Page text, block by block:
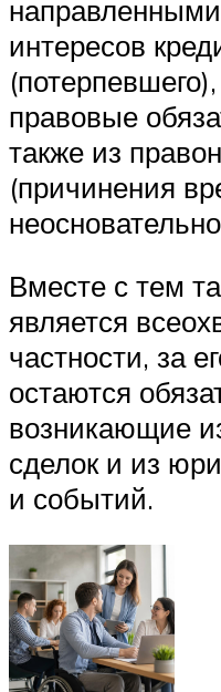
интересов
правовые
также из
(причинения
Вместе с тем
является
част­ности, за
остаются
возникающие
сделок и из
и событий.